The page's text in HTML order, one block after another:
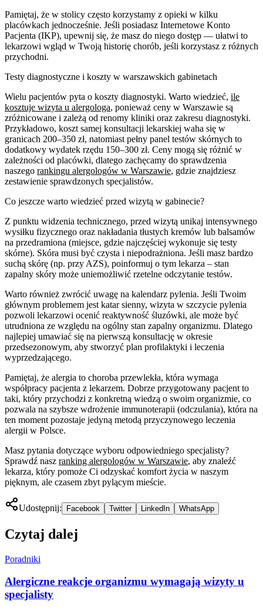
Pamiętaj, że w stolicy często korzystamy z opieki w kilku
placówkach jednocześnie. Jeśli posiadasz Internetowe Konto
Pacjenta (IKP), upewnij się, że masz do niego dostęp — ułatwi to
lekarzowi wgląd w Twoją historię chorób, jeśli korzystasz z różnych
przychodni.
Testy diagnostyczne i koszty w warszawskich gabinetach
Wielu pacjentów pyta o koszty diagnostyki. Warto wiedzieć, ile
kosztuje wizyta u alergologa, ponieważ ceny w Warszawie są
zróżnicowane i zależą od renomy kliniki oraz zakresu diagnostyki.
Przykładowo, koszt samej konsultacji lekarskiej waha się w
granicach 200–350 zł, natomiast pełny panel testów skórnych to
dodatkowy wydatek rzędu 150–300 zł. Ceny mogą się różnić w
zależności od placówki, dlatego zachęcamy do sprawdzenia
naszego rankingu alergologów w Warszawie, gdzie znajdziesz
zestawienie sprawdzonych specjalistów.
Co jeszcze warto wiedzieć przed wizytą w gabinecie?
Z punktu widzenia technicznego, przed wizytą unikaj intensywnego
wysiłku fizycznego oraz nakładania tłustych kremów lub balsamów
na przedramiona (miejsce, gdzie najczęściej wykonuje się testy
skórne). Skóra musi być czysta i niepodrażniona. Jeśli masz bardzo
suchą skórę (np. przy AZS), poinformuj o tym lekarza – stan
zapalny skóry może uniemożliwić rzetelne odczytanie testów.
Warto również zwrócić uwagę na kalendarz pylenia. Jeśli Twoim
głównym problemem jest katar sienny, wizyta w szczycie pylenia
pozwoli lekarzowi ocenić reaktywność śluzówki, ale może być
utrudniona ze względu na ogólny stan zapalny organizmu. Dlatego
najlepiej umawiać się na pierwszą konsultację w okresie
przedsezonowym, aby stworzyć plan profilaktyki i leczenia
wyprzedzającego.
Pamiętaj, że alergia to choroba przewlekła, która wymaga
współpracy pacjenta z lekarzem. Dobrze przygotowany pacjent to
taki, który przychodzi z konkretną wiedzą o swoim organizmie, co
pozwala na szybsze wdrożenie immunoterapii (odczulania), która na
ten moment pozostaje jedyną metodą przyczynowego leczenia
alergii w Polsce.
Masz pytania dotyczące wyboru odpowiedniego specjalisty?
Sprawdź nasz ranking alergologów w Warszawie, aby znaleźć
lekarza, który pomoże Ci odzyskać komfort życia w naszym
pięknym, ale czasem zbyt pylącym mieście.
Udostępnij: Facebook Twitter LinkedIn WhatsApp
Czytaj dalej
Poradniki
Alergiczne reakcje organizmu wymagają wizyty u
specjalisty